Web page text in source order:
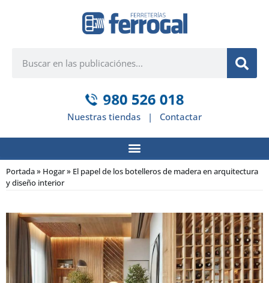
Nuestras tiendas | Contactar
Portada» Hogar» El papel de los botelleros de madera en arquitectura
y diseño interior